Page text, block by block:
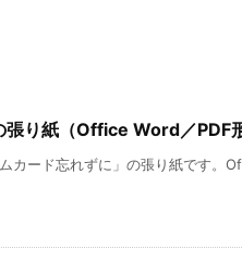
り紙（Office Word／PDF
カード忘れずに」の張り紙です。